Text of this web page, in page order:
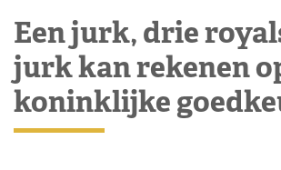
Een jurk, drie
jurk kan rekenen
koninklijke